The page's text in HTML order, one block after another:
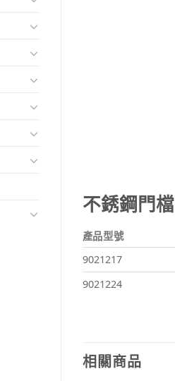
不銹鋼門檔
產品型號
9021217
9021224
相關商品